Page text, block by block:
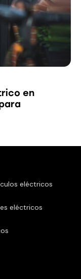
en
eléctricos
eléctricos